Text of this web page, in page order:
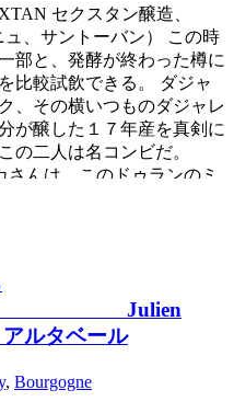
ミレジム。どことなくラン
。 ★Sélénéセレネ★
、最も光っている一人、
ル・トリシャール。栽培が
なく普通の収穫量を確保し
感のあるガメ品種を表現す
ヴィノでもよく飲まれて
楽しみな醸造家。
ジュリアン★ ブルゴ
のジュリアン・アルタベー
るところが全くない心地よ
・ヴィノでも良く飲まれて
シルヴァン・レ
造の共同経営者である
自然なワイン造りに打ち込
セクスタン醸造、
ュ、サントーバン） この時
部と、発酵が終わった樽に
比較試飲できる。 ダジャ
、その横いつものダジャレ
が醸した１７年産を真剣に
の二人は名コンビだ。
は、このドゥランのミ
好きだ。 １６年産と１７
。あまりにもの美味しさに
年産も素晴らしいできだ
た。 色は薄めなのに、液
のバランスが絶妙な繊細さ
スが光っている。 ピノの
軽いマセラッション。
に素晴らしい！！
ルタベール
, Bourgogne